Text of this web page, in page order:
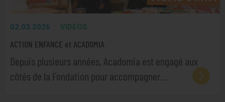
02.03.2026 VIDÉOS
ACTION ENFANCE et ACADOMIA
Depuis plusieurs années, Acadomia est engagé aux
côtés de la Fondation pour accompagner…